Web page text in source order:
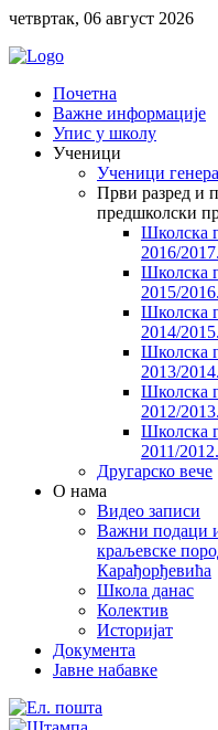
четвртак, 06 август 2026
Почетна
Важне информације
Упис у школу
Ученици
Ученици
Први разред и
предшколски
Школска
2016/2017.
Школска
2015/2016.
Школска
2014/2015.
Школска
2013/2014.
Школска
2012/2013.
Школска
2011/2012.
Другарско вече
O нама
Видео записи
Важни подаци
краљевске
Карађорђевића
Школа данас
Колектив
Историјат
Документа
Јавне набавке